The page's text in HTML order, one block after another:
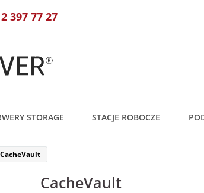
397 77 27
STORAGE STACJE ROBOCZE
CacheVault
CacheVault